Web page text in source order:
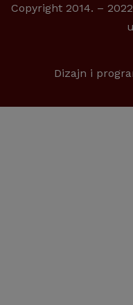
Copyright 2014. –
Dizajn i